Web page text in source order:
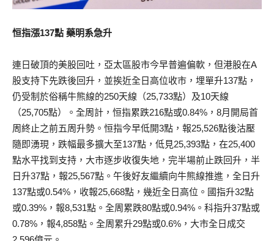
恒指漲137點 藥明系急升
連日破頂的美股回吐，亞太區股市今早普遍偏軟，但港股在A
股支持下先跌後回升，並挨近全日高位收市，埋單升137點，
仍受制於俗稱牛熊線的250天線（25,733點）及10天線
（25,705點）。全周計，恒指累跌216點或0.84%，8月開局首
周終止之前五周升勢。恒指今早低開3點，報25,526點後沽壓
隨即湧現，跌幅最多擴大至137點，低見25,393點，在25,400
點水平找到支持，大市逐步收復失地，完半場前止跌回升，半
日升37點，報25,567點。午後好友繼續向牛熊線推進，全日升
137點或0.54%，收報25,668點，幾近全日高位。國指升32點
或0.39%，報8,531點。全周累跌80點或0.94%。科指升37點或
0.78%，報4,858點。全周累升29點或0.6%，大市全日成交